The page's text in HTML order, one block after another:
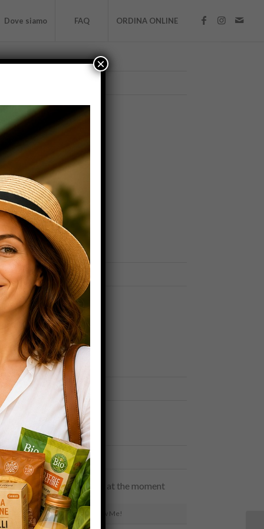
Dove siamo FAQ ORDINA ONLINE
Maggio 2026
Agosto 2014
Maggio 2014
Febbraio 2014
Dicembre 2013
Gennaio 2013
Agosto 2012
Maggio 2012
CATEGORIES
News
Personal
Senza categoria
FACEBOOK
INSTAGRAM
No images available at the moment
Follow Me!
×